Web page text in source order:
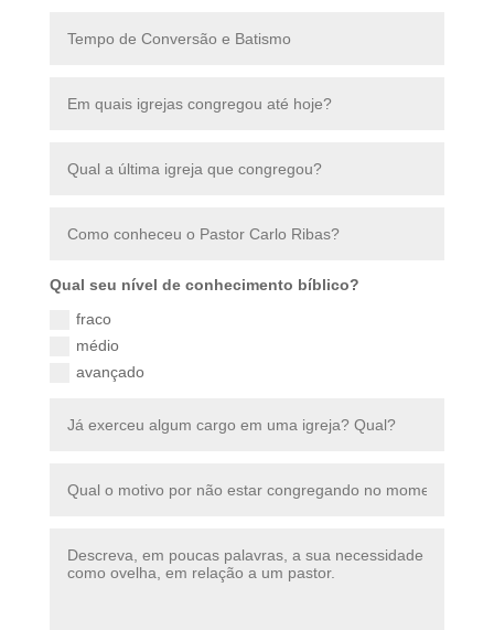
Qual seu nível de conhecimento bíblico?
fraco
médio
avançado